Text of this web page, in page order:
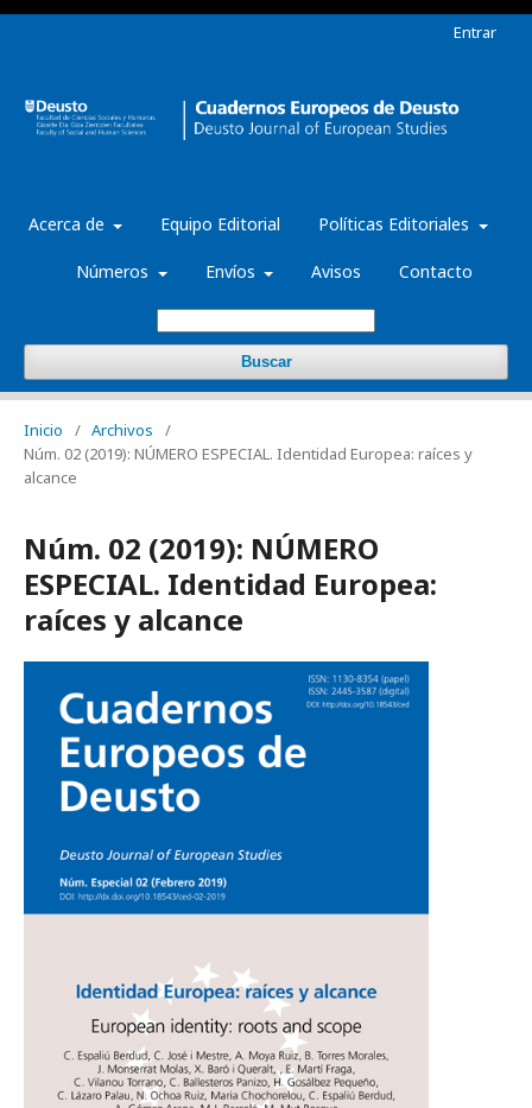
Acerca de Equipo Editorial Políticas Editoriales
Números Envíos Avisos Contacto
Buscar
Entrar
Inicio / Archivos
/
Núm. 02 (2019): NÚMERO ESPECIAL. Identidad Europea: raíces y
alcance
Núm. 02 (2019): NÚMERO
ESPECIAL. Identidad Europea:
raíces y alcance